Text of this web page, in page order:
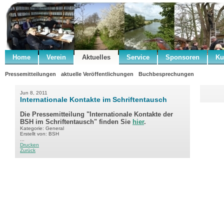
Home Verein Aktuelles Service Sponsoren
Pressemitteilungen aktuelle Veröffentlichungen Buchbesprechungen
Jun 8, 2011
Internationale Kontakte im Schriftentausch
Die Pressemitteilung "Internationale Kontakte der
BSH im Schriftentausch" finden Sie hier.
Kategorie: General
Erstellt von: BSH
Drucken
Zurück